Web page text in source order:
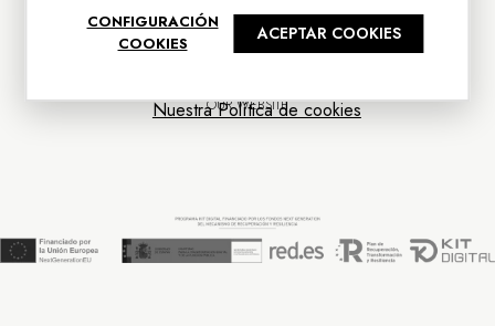
OUR COMPANY
CUSTOMER SERVICE
OUR WEBSITE
CONFIGURACIÓN
COOKIES
ACEPTAR COOKIES
Nuestra Política de cookies